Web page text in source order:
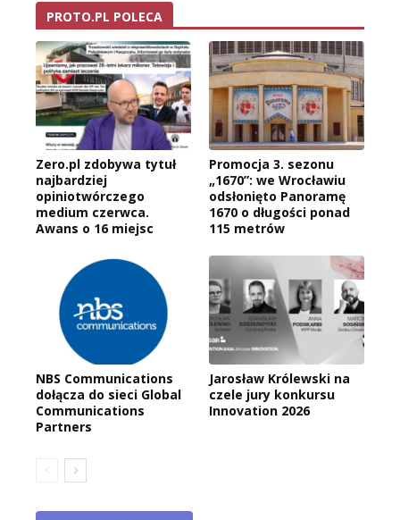
PROTO.PL POLECA
Zero.pl zdobywa tytuł
najbardziej
opiniotwórczego
medium czerwca.
Awans o 16 miejsc
Promocja 3. sezonu
„1670”: we Wrocławiu
odsłonięto Panoramę
1670 o długości ponad
115 metrów
NBS Communications
dołącza do sieci Global
Communications
Partners
Jarosław Królewski na
czele jury konkursu
Innovation 2026